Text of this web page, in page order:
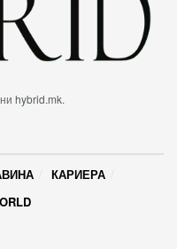
hybrid.mk.
КАРИЕРА